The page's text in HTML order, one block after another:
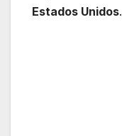
Estados Unidos.